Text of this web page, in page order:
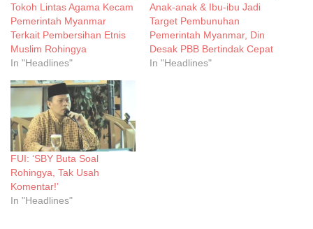
Tokoh Lintas Agama Kecam
Pemerintah Myanmar
Terkait Pembersihan Etnis
Muslim Rohingya
In "Headlines"
Anak-anak & Ibu-ibu Jadi
Target Pembunuhan
Pemerintah Myanmar, Din
Desak PBB Bertindak Cepat
In "Headlines"
FUI: ‘SBY Buta Soal
Rohingya, Tak Usah
Komentar!’
In "Headlines"